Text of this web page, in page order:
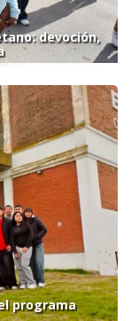
devoción,
programa